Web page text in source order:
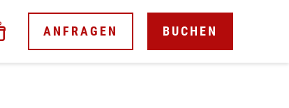
ANFRAGEN BUCHEN